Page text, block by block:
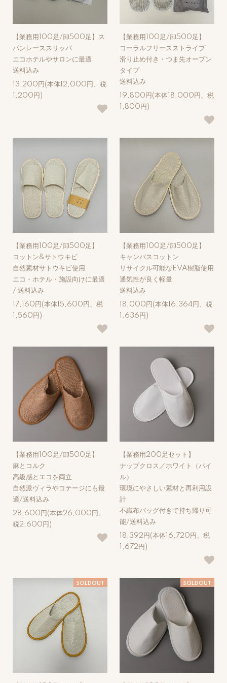
【業務用100足/卸500足】ス
パンレーススリッパ
エコホテルやサロンに最適
送料込み
13,200円(本体12,000円、税
1,200円)
【業務用100足/卸500足】
コーラルフリースストライプ
滑り止め付き・つま先オープン
タイプ
送料込み
19,800円(本体18,000円、税
1,800円)
【業務用100足/卸500足】
コットン&サトウキビ
自然素材サトウキビ使用
エコ・ホテル・施設向けに最適
/ 送料込み
17,160円(本体15,600円、税
1,560円)
【業務用100足/卸500足】
キャンバスコットン
リサイクル可能なEVA樹脂使用
通気性が良く軽量
送料込み
18,000円(本体16,364円、税
1,636円)
【業務用100足/卸500足】
麻とコルク
高級感とエコを両立
自然派ヴィラやコテージにも最
適/送料込み
28,600円(本体26,000円、
税2,600円)
【業務用200足セット】
ナップクロス／ホワイト（パイ
ル）
環境にやさしい素材と再利用設
計
不織布バッグ付きで持ち帰り可
能/送料込み
18,392円(本体16,720円、税
1,672円)
SOLDOUT SOLDOUT